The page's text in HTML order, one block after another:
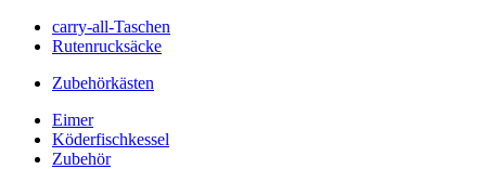
carry-all-Taschen
Rutenrucksäcke
Zubehörkästen
Eimer
Köderfischkessel
Zubehör